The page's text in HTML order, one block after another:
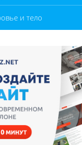
и тело